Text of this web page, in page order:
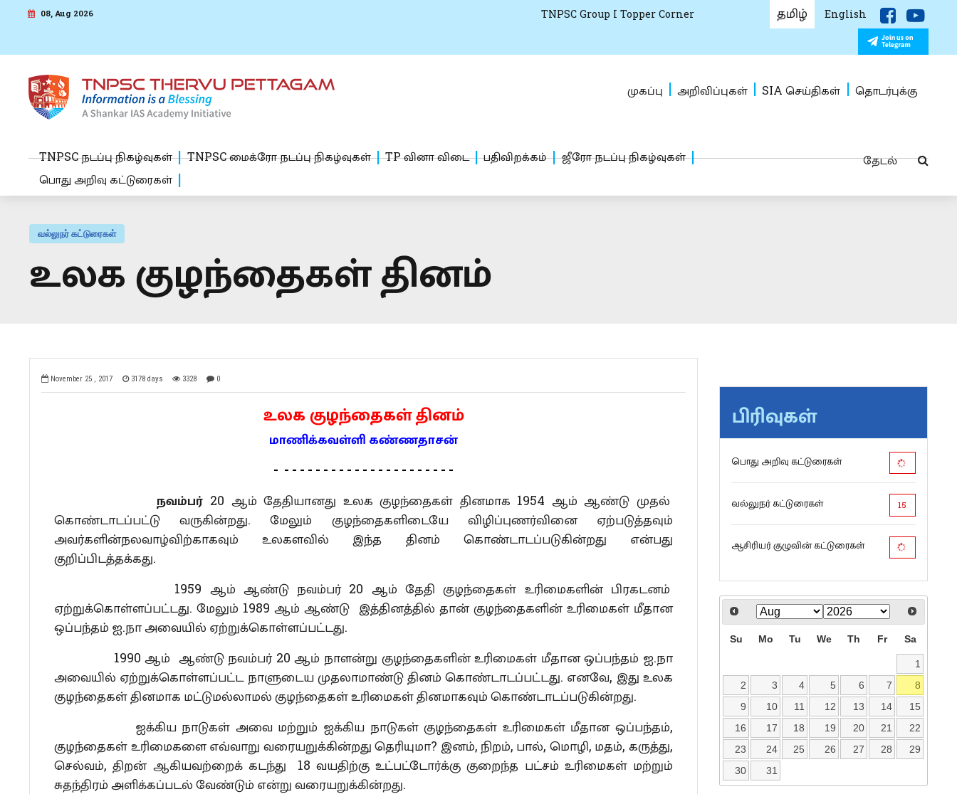
08, Aug 2026 TNPSC Group I Topper Corner தமிழ் English
முகப்பு அறிவிப்புகள் SIA செய்திகள் தொடர்புக்கு
TNPSC நடப்பு நிகழ்வுகள் TNPSC மைக்ரோ நடப்பு நிகழ்வுகள் TP வினா விடை பதிவிறக்கம்
ஜீரோ நடப்பு நிகழ்வுகள்
பொது அறிவு கட்டுரைகள்
தேடல்
வல்லுநர் கட்டுரைகள்
உலக குழந்தைகள் தினம்
November 25 , 2017 3178 days 3328 0
உலக குழந்தைகள் தினம்
மாணிக்கவள்ளி கண்ணதாசன்
- - - - - - - - - - - - - - - - - - - - - - -
நவம்பர் 20 ஆம் தேதியானது உலக குழந்தைகள் தினமாக 1954 ஆம் ஆண்டு முதல்
கொண்டாடப்பட்டு வருகின்றது. மேலும் குழந்தைகளிடையே விழிப்புணர்வினை ஏற்படுத்தவும்
அவர்களின்நலவாழ்விற்காகவும் உலகளவில் இந்த தினம் கொண்டாடப்படுகின்றது என்பது
குறிப்பிடத்தக்கது.
1959 ஆம் ஆண்டு நவம்பர் 20 ஆம் தேதி குழந்தைகள் உரிமைகளின் பிரகடனம்
ஏற்றுக்கொள்ளப்பட்டது. மேலும் 1989 ஆம் ஆண்டு இத்தினத்தில் தான் குழந்தைகளின் உரிமைகள் மீதான
ஒப்பந்தம் ஐ.நா அவையில் ஏற்றுக்கொள்ளப்பட்டது.
1990 ஆம் ஆண்டு நவம்பர் 20 ஆம் நாளன்று குழந்தைகளின் உரிமைகள் மீதான ஒப்பந்தம் ஐ.நா
அவையில் ஏற்றுக்கொள்ளப்பட்ட நாளுடைய முதலாமாண்டு தினம் கொண்டாடப்பட்டது. எனவே, இது உலக
குழந்தைகள் தினமாக மட்டுமல்லாமல் குழந்தைகள் உரிமைகள் தினமாகவும் கொண்டாடப்படுகின்றது.
ஐக்கிய நாடுகள் அவை மற்றும் ஐக்கிய நாடுகள் குழந்தைகள் உரிமைகள் மீதான ஒப்பந்தம்,
குழந்தைகள் உரிமைகளை எவ்வாறு வரையறுக்கின்றது தெரியுமா? இனம், நிறம், பால், மொழி, மதம், கருத்து,
செல்வம், திறன் ஆகியவற்றைக் கடந்து 18 வயதிற்கு உட்பட்டோர்க்கு குறைந்த பட்சம் உரிமைகள் மற்றும்
சுதந்திரம் அளிக்கப்படல் வேண்டும் என்று வரையறுக்கின்றது.
பிரிவுகள்
பொது அறிவு கட்டுரைகள்
வல்லுநர் கட்டுரைகள் 15
ஆசிரியர் குழுவின் கட்டுரைகள்
Su Mo Tu We Th Fr Sa
1
2
3 4 5 6 7
8
9
10 11 12 13 14
15
16
17 18 19 20 21
22
23
24 25 26 27 28
29
30
31